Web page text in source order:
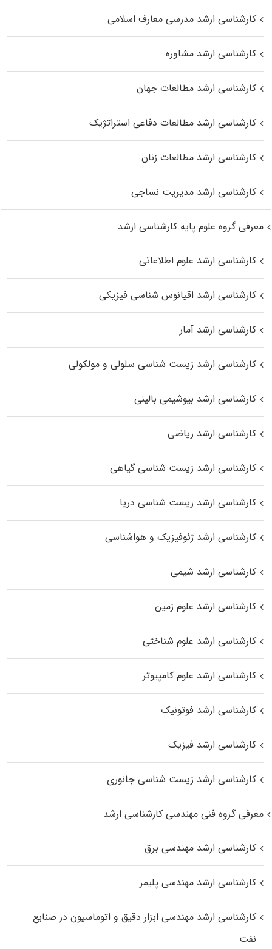
کارشناسی ارشد مدرسی معارف اسلامی
کارشناسی ارشد مشاوره
کارشناسی ارشد مطالعات جهان
کارشناسی ارشد مطالعات دفاعی استراتژیک
کارشناسی ارشد مطالعات زنان
کارشناسی ارشد مدیریت نساجی
معرفی گروه علوم پایه کارشناسی ارشد
کارشناسی ارشد علوم اطلاعاتی
کارشناسی ارشد اقیانوس‌ شناسی فیزیکی
کارشناسی ارشد آمار
کارشناسی ارشد زیست شناسی سلولی و مولکولی
کارشناسی ارشد بیوشیمی بالینی
کارشناسی ارشد ریاضی
کارشناسی ارشد زیست‌ شناسی گیاهی
کارشناسی ارشد زیست‌ شناسی دریا
کارشناسی ارشد ژئوفیزیک و هواشناسی
کارشناسی ارشد شیمی
کارشناسی ارشد علوم زمین
کارشناسی ارشد علوم شناختی
کارشناسی ارشد علوم کامپیوتر
کارشناسی ارشد فوتونیک
کارشناسی ارشد فیزیک
کارشناسی ارشد زیست‌ شناسی جانوری
معرفی گروه فنی مهندسی کارشناسی ارشد
کارشناسی ارشد مهندسی برق
کارشناسی ارشد مهندسی پلیمر
کارشناسی ارشد مهندسی ابزار دقیق و اتوماسیون در صنایع
نفت